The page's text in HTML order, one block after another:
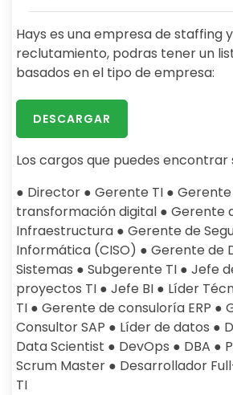
Hays es una empresa de staffing
reclutamiento, podras tener un
basados en el tipo de empresa:
DESCARGAR
Los cargos que puedes encontrar
● Director ● Gerente TI ●
transformación digital ● Gerente
Infraestructura ● Gerente de
Informática (CISO) ● Gerente de
Sistemas ● Subgerente TI ● Jefe
proyectos TI ● Jefe BI ● Líder
TI ● Gerente de consuloría ERP ●
Consultor SAP ● Líder de datos ●
Data Scientist ● DevOps ● DBA ●
Scrum Master ● Desarrollador
TI